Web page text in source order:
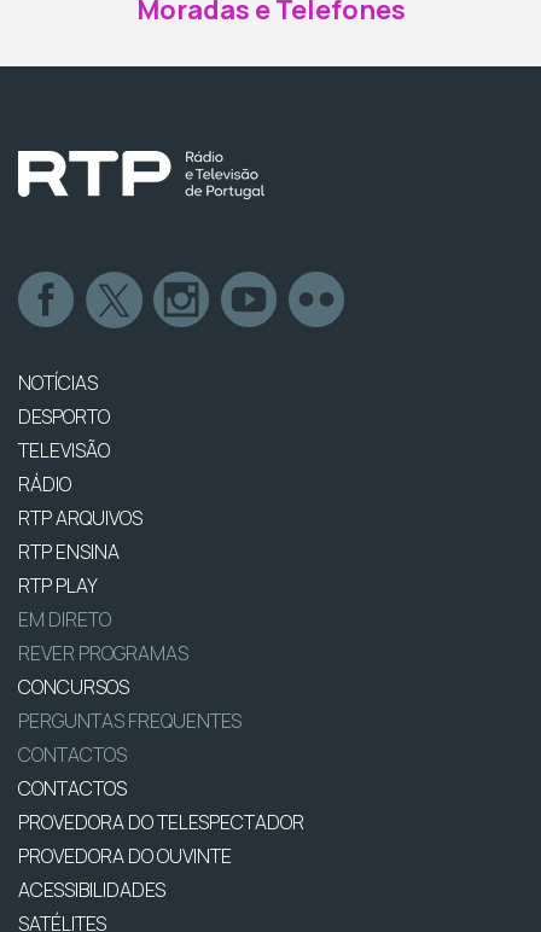
Moradas e Telefones
NOTÍCIAS
DESPORTO
TELEVISÃO
RÁDIO
RTP ARQUIVOS
RTP ENSINA
RTP PLAY
EM DIRETO
REVER PROGRAMAS
CONCURSOS
PERGUNTAS FREQUENTES
CONTACTOS
CONTACTOS
PROVEDORA DO TELESPECTADOR
PROVEDORA DO OUVINTE
ACESSIBILIDADES
SATÉLITES